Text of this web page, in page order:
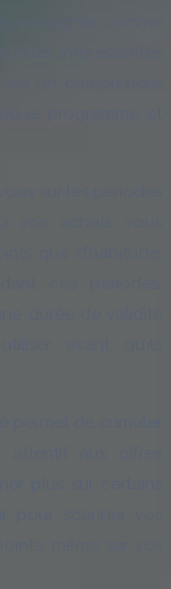
enseignes comme
intéressantes
de comprendre
programme et
sur les périodes
achats vous
que d’habitude.
ces périodes.
durée de validité
avant qu’ils
permet de cumuler
aux offres
plus sur certains
pour scanner vos
même sur vos